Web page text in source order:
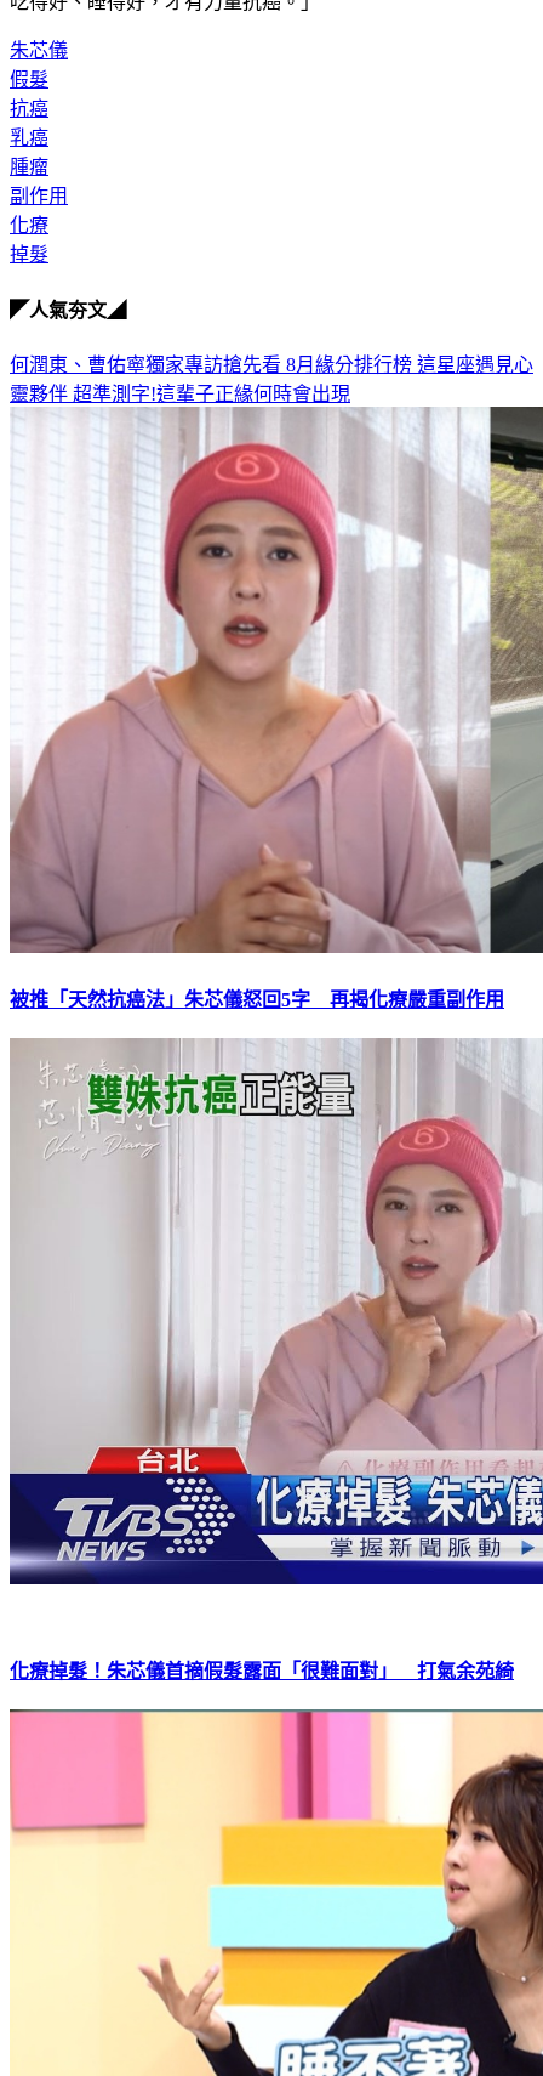
朱芯儀
假髮
抗癌
乳癌
腫瘤
副作用
化療
掉髮
◤人氣夯文◢
何潤東、曹佑寧獨家專訪搶先看 8月緣分排行榜 這星座遇見心
靈夥伴 超準測字!這輩子正緣何時會出現
被推「天然抗癌法」朱芯儀怒回5字 再揭化療嚴重副作用
化療掉髮！朱芯儀首摘假髮露面「很難面對」 打氣余苑綺